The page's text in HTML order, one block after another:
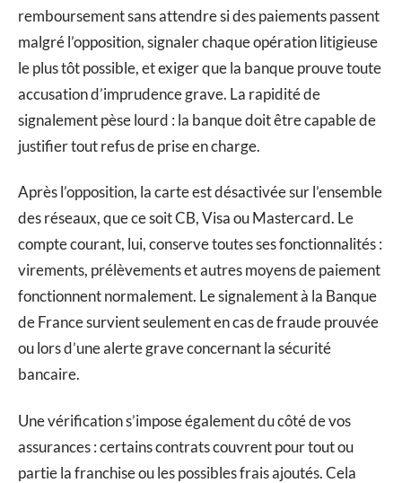
remboursement sans attendre si des paiements passent
malgré l’opposition, signaler chaque opération litigieuse
le plus tôt possible, et exiger que la banque prouve toute
accusation d’imprudence grave. La rapidité de
signalement pèse lourd : la banque doit être capable de
justifier tout refus de prise en charge.
Après l’opposition, la carte est désactivée sur l’ensemble
des réseaux, que ce soit CB, Visa ou Mastercard. Le
compte courant, lui, conserve toutes ses fonctionnalités :
virements, prélèvements et autres moyens de paiement
fonctionnent normalement. Le signalement à la Banque
de France survient seulement en cas de fraude prouvée
ou lors d’une alerte grave concernant la sécurité
bancaire.
Une vérification s’impose également du côté de vos
assurances : certains contrats couvrent pour tout ou
partie la franchise ou les possibles frais ajoutés. Cela